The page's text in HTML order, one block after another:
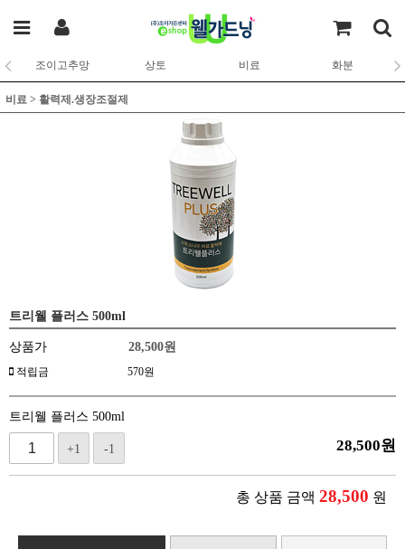
조이고추망 상토 비료 화분
비료 > 활력제.생장조절제
트리웰 플러스 500ml
상품가 28,500원
적립금 570원
트리웰 플러스 500ml
+1 -1 28,500원
총 상품 금액 28,500 원